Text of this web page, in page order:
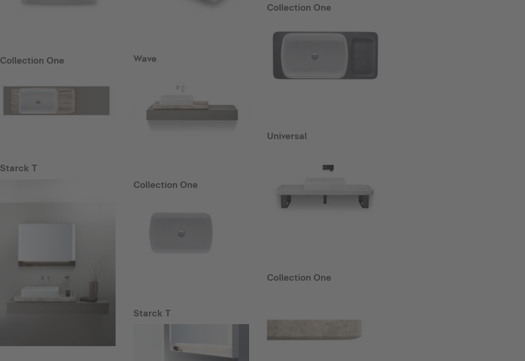
Collection One
Starck T
Wave
Collection One
Starck T
Collection One
Universal
Collection One